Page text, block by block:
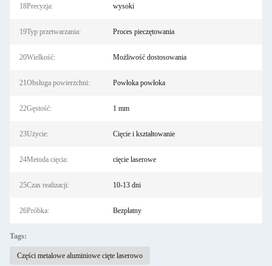
18Precyzja: wysoki
19Typ przetwarzania: Proces pieczętowania
20Wielkość: Możliwość dostosowania
21Obsługa powierzchni: Powłoka powłoka
22Gęstość: 1 mm
23Użycie: Cięcie i kształtowanie
24Metoda cięcia: cięcie laserowe
25Czas realizacji: 10-13 dni
26Próbka: Bezpłatny
Tags:
Części metalowe aluminiowe cięte laserowo